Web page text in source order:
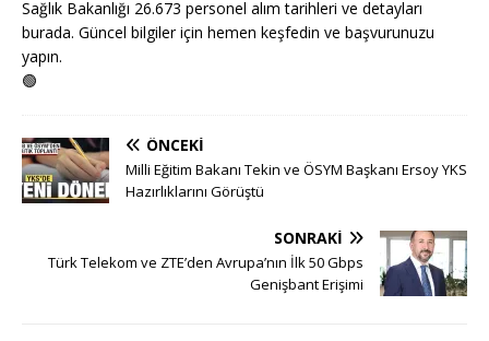
Sağlık Bakanlığı 26.673 personel alım tarihleri ve detayları
burada. Güncel bilgiler için hemen keşfedin ve başvurunuzu
yapın.
🟢
ÖNCEKI
Milli Eğitim Bakanı Tekin ve ÖSYM Başkanı Ersoy YKS
Hazırlıklarını Görüştü
SONRAKI
Türk Telekom ve ZTE’den Avrupa’nın İlk 50 Gbps
Genişbant Erişimi